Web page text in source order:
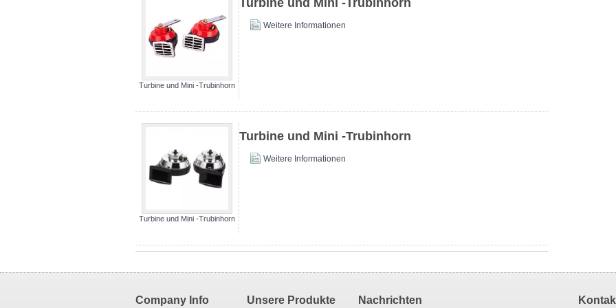
Turbine und Mini -Trubinhorn
Weitere Informationen
Turbine und Mini -Trubinhorn
Turbine und Mini -Trubinhorn
Weitere Informationen
Company Info Unsere Produkte Nachrichten